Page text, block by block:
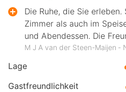
Lage
Gastfreundlichkeit
Die Ruhe, die Sie erleben.
Zimmer als auch im
und Abendessen. Die
Hilfsbereitschaft des
M J A van der Steen-Maijen ‐